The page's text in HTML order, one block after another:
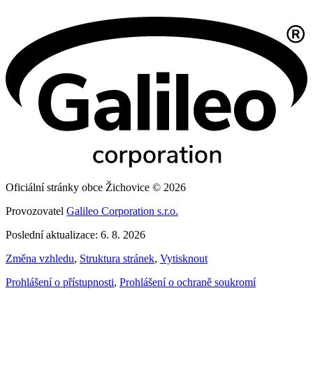
Oficiální stránky obce Žichovice © 2026
Provozovatel Galileo Corporation s.r.o.
Poslední aktualizace: 6. 8. 2026
Změna vzhledu, Struktura stránek, Vytisknout
Prohlášení o přístupnosti, Prohlášení o ochraně soukromí